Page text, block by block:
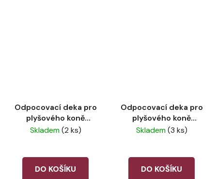
Odpocovací deka pro
plyšového koně
LeMieux Chilli
Skladem(2 ks)
DO KOŠÍKU
Odpocovací deka pro
plyšového koně
LeMieux Mallow
Skladem(3 ks)
DO KOŠÍKU